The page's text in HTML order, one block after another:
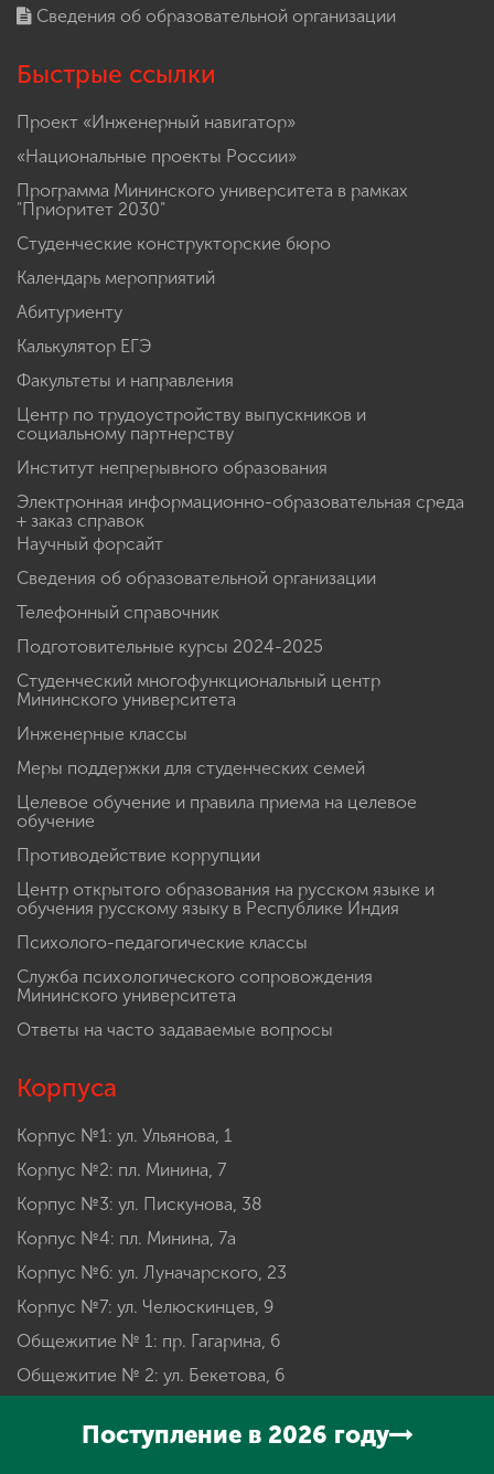
Сведения об образовательной организации
Быстрые ссылки
Проект «Инженерный навигатор»
«Национальные проекты России»
Программа Мининского университета в рамках
"Приоритет 2030"
Студенческие конструкторские бюро
Календарь мероприятий
Абитуриенту
Калькулятор ЕГЭ
Факультеты и направления
Центр по трудоустройству выпускников и
социальному партнерству
Институт непрерывного образования
Электронная информационно-образовательная среда
+ заказ справок
Научный форсайт
Сведения об образовательной организации
Телефонный справочник
Подготовительные курсы 2024-2025
Студенческий многофункциональный центр
Мининского университета
Инженерные классы
Меры поддержки для студенческих семей
Целевое обучение и правила приема на целевое
обучение
Противодействие коррупции
Центр открытого образования на русском языке и
обучения русскому языку в Республике Индия
Психолого-педагогические классы
Служба психологического сопровождения
Мининского университета
Ответы на часто задаваемые вопросы
Корпуса
Корпус №1: ул. Ульянова, 1
Корпус №2: пл. Минина, 7
Корпус №3: ул. Пискунова, 38
Корпус №4: пл. Минина, 7а
Корпус №6: ул. Луначарского, 23
Корпус №7: ул. Челюскинцев, 9
Общежитие № 1: пр. Гагарина, 6
Общежитие № 2: ул. Бекетова, 6
Поступление в 2026 году